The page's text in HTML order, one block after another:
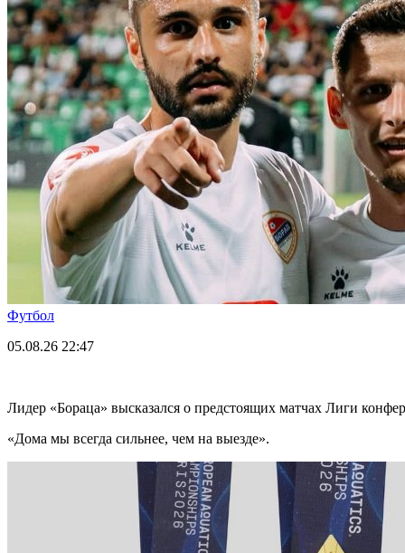
Футбол
05.08.26 22:47
Лидер «Бораца» высказался о предстоящих матчах Лиги
«Дома мы всегда сильнее, чем на выезде».